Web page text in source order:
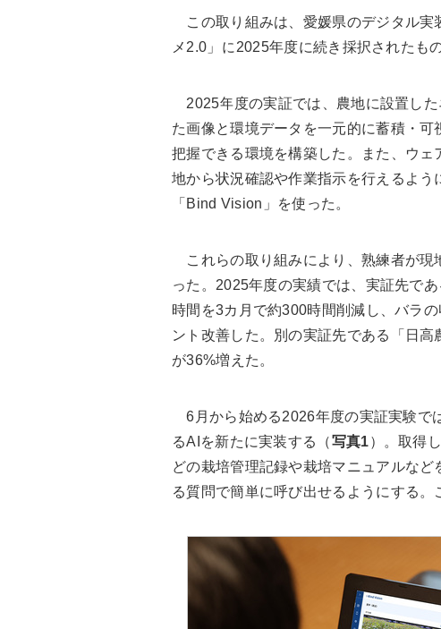
この取り組みは、愛媛県のデジタル実
メ2.0」に2025年度に続き採択されたも
2025年度の実証では、農地に設置し
た画像と環境データを一元的に蓄積・
把握できる環境を構築した。また、ウ
地から状況確認や作業指示を行えるよ
「Bind Vision」を使った。
これらの取り組みにより、熟練者が現
った。2025年度の実績では、実証先で
時間を3カ月で約300時間削減し、バラ
ント改善した。別の実証先である「日
が36%増えた。
6月から始める2026年度の実証実験で
るAIを新たに実装する（写真1）。取得
どの栽培管理記録や栽培マニュアルな
る質問で簡単に呼び出せるようにする。